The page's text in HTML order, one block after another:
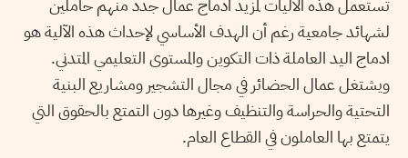
لشهائد جامعية رغم أن الهدف الأساسي لإحداث هذه الآلية هو
ادماج اليد العاملة ذات التكوين والمستوى التعليمي المتدني.
ويشتغل عمال الحضائر في مجال التشجير ومشاريع البنية
التحتية والحراسة والتنظيف وغيرها دون التمتع بالحقوق التي
يتمتع بها العاملون في القطاع العام.